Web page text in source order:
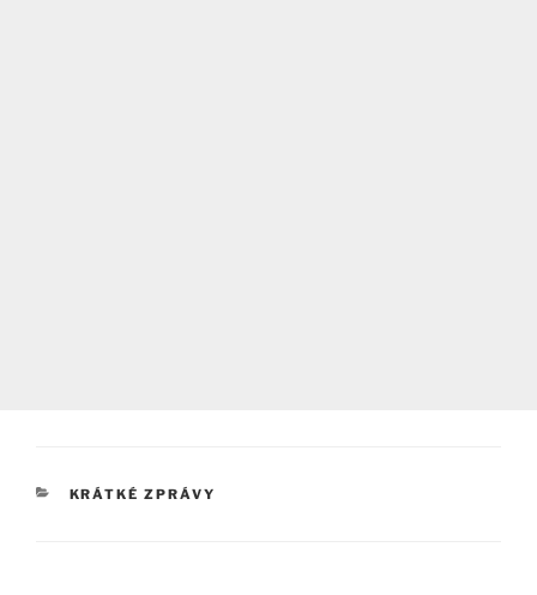
RUBRIKY
KRÁTKÉ ZPRÁVY